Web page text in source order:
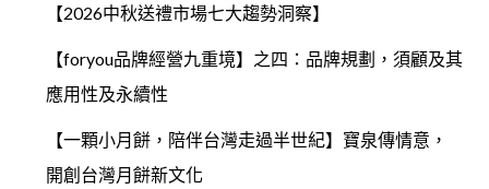
【2026中秋送禮市場七大趨勢洞察】
【foryou品牌經營九重境】之四：品牌規劃，須顧及其
應用性及永續性
【一顆小月餅，陪伴台灣走過半世紀】寶泉傳情意，
開創台灣月餅新文化